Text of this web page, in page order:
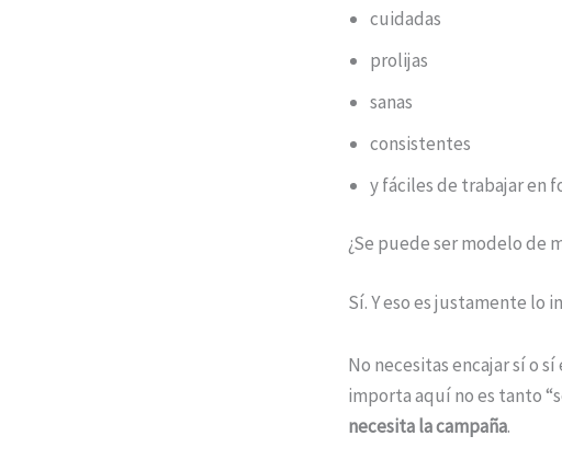
cuidadas
prolijas
sanas
consistentes
y fáciles de trabajar en
¿Se puede ser modelo de
Sí. Y eso es justamente lo
No necesitas encajar sí o
importa aquí no es tanto
necesita la campaña.